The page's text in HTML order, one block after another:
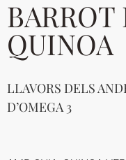
QUINOA
LLAVORS DELS
D’OMEGA 3